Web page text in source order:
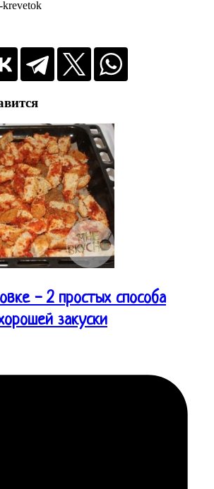
- 2 простых способа
закуски